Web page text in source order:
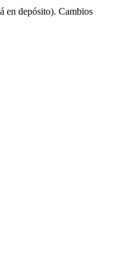
en depósito). Cambios